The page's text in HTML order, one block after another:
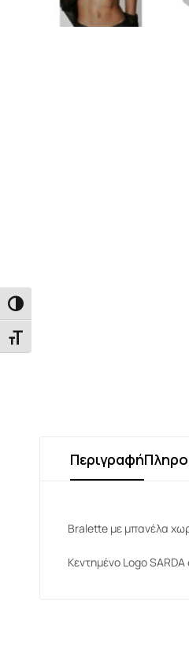
Εναλλαγή Υψηλής Αντίθεσης
Εναλλαγή Μεγέθους Γραμμάτων
Περιγραφή
Bralette με μπανέλα
Κεντημένο Logo